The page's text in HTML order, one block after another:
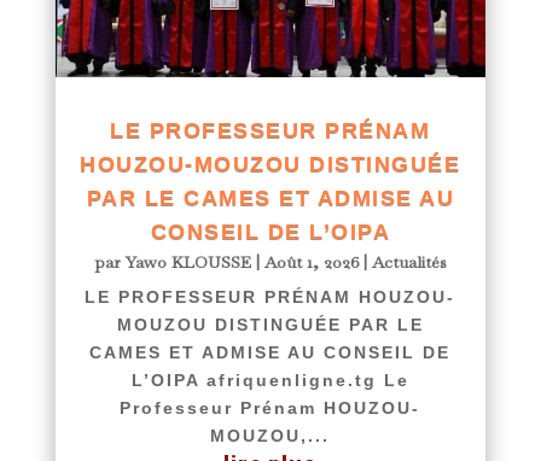
LE PROFESSEUR PRÉNAM
HOUZOU-MOUZOU DISTINGUÉE
PAR LE CAMES ET ADMISE AU
CONSEIL DE L’OIPA
parYawo KLOUSSE|Août 1, 2026|Actualités
LE PROFESSEUR PRÉNAM HOUZOU-
MOUZOU DISTINGUÉE PAR LE
CAMES ET ADMISE AU CONSEIL DE
L’OIPA afriquenligne.tg Le
Professeur Prénam HOUZOU-
MOUZOU,...